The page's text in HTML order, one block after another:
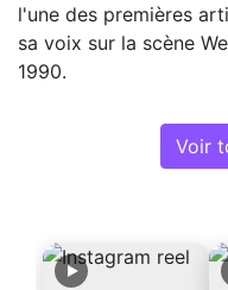
l'une des premières
sa voix sur la scène
1990.
Voir